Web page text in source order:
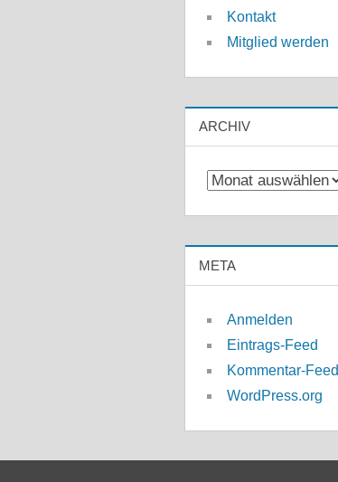
Kontakt
Mitglied werden
ARCHIV
Archiv
META
Anmelden
Eintrags-Feed
Kommentar-Feed
WordPress.org